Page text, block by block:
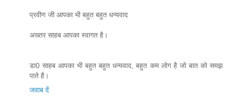
प्रवीण जी आपका भी बहुत बहुत धन्‍यवाद
अख्‍तर साहब आपका स्‍वागत है।
डा0 साहब आपका भी बहुत बहुत धन्यवाद, बहुत कम लोग है जो बात को समझ
पाते है।
जवाब दें